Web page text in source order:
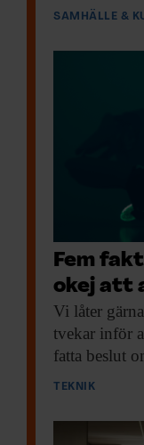
SAMHÄLLE &
Fem
okej att
Vi låter gärna
tvekar inför
fatta beslut
TEKNIK